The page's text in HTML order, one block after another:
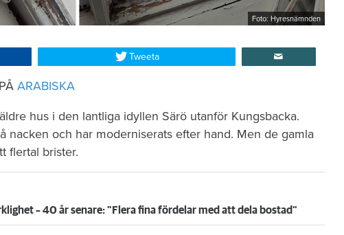
Foto: Hyresnämnden
Tweeta
ARABISKA
hus i den lantliga idyllen Särö utanför Kungsbacka.
nacken och har moderniserats efter hand. Men de gamla
flertal brister.
– 40 år senare: "Flera fina fördelar med att dela bostad"